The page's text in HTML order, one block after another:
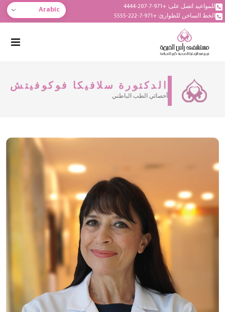
للمواعيد اتصل على: +971-7-207-4444
الخط الساخن للطوارئ: +971-7-222-5555
Arabic
الدكتورة سلافيكا فوكوفيتش
أخصائي الطب الباطني